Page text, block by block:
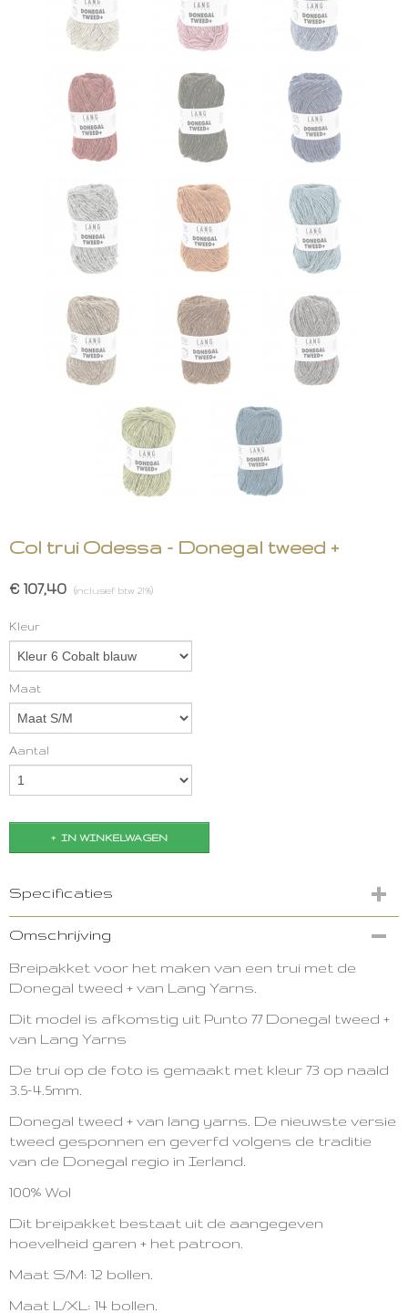
Col trui Odessa - Donegal tweed +
€ 107,40 (inclusief btw 21%)
Kleur
Maat
Aantal
IN WINKELWAGEN
Specificaties
Omschrijving
Breipakket voor het maken van een trui met de
Donegal tweed + van Lang Yarns.
Dit model is afkomstig uit Punto 77 Donegal tweed +
van Lang Yarns
De trui op de foto is gemaakt met kleur 73 op naald
3.5-4.5mm.
Donegal tweed + van lang yarns. De nieuwste versie
tweed gesponnen en geverfd volgens de traditie
van de Donegal regio in Ierland.
100% Wol
Dit breipakket bestaat uit de aangegeven
hoevelheid garen + het patroon.
Maat S/M: 12 bollen.
Maat L/XL: 14 bollen.